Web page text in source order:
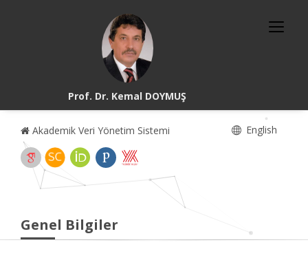
Prof. Dr. Kemal DOYMUŞ
Akademik Veri Yönetim Sistemi English
Genel Bilgiler